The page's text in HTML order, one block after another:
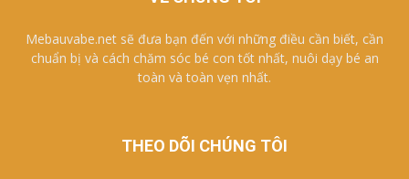
Mebauvabe.net sẽ đưa bạn đến với những điều cần biết, cần
chuẩn bị và cách chăm sóc bé con tốt nhất, nuôi dạy bé an
toàn và toàn vẹn nhất.
THEO DÕI CHÚNG TÔI